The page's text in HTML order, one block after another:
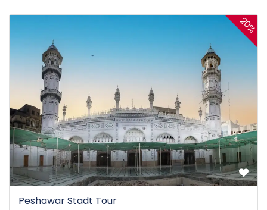
20%
Peshawar Stadt Tour